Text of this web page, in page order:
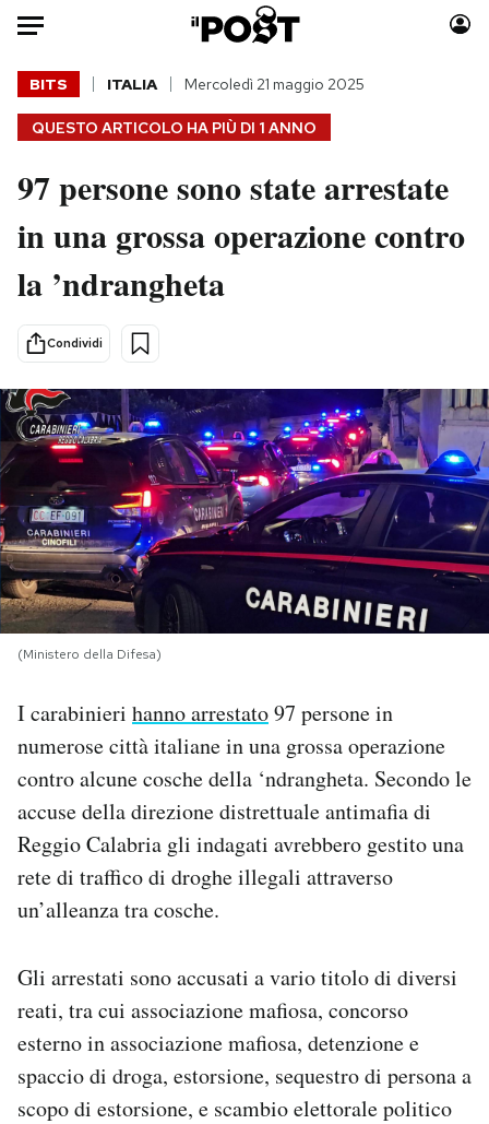
Auto
HOME
Italia
Politica
Tecnologia
Scienza
Economia
Sport
Moda
Consumismi
Altrecose
Mondiali calcio 2026
PODCAST
NEWSLETTER
SHOP
CALENDARIO
AREA PERSONALE
Newsletter
Regala il Post
Hai bisogno di aiuto?
Esci
QUESTO ARTICOLO HA PIÙ DI 1 ANNO
BITS ITALIA Mercoledì 21 maggio 2025
97 persone sono state arrestate
in una grossa operazione contro
la ’ndrangheta
Condividi
(Ministero della Difesa)
I carabinieri hanno arrestato97 persone in
numerose città italiane in una grossa operazione
contro alcune cosche della ‘ndrangheta. Secondo le
accuse della direzione distrettuale antimafia di
Reggio Calabria gli indagati avrebbero gestito una
rete di traffico di droghe illegali attraverso
un’alleanza tra cosche.
Gli arrestati sono accusati a vario titolo di diversi
reati, tra cui associazione mafiosa, concorso
esterno in associazione mafiosa, detenzione e
spaccio di droga, estorsione, sequestro di persona a
scopo di estorsione, e scambio elettorale politico